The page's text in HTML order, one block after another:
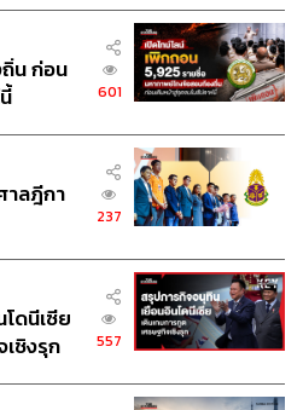
น ก่อน
601
าลฎีกา
237
ดนีเซีย
ชิงรุก
557